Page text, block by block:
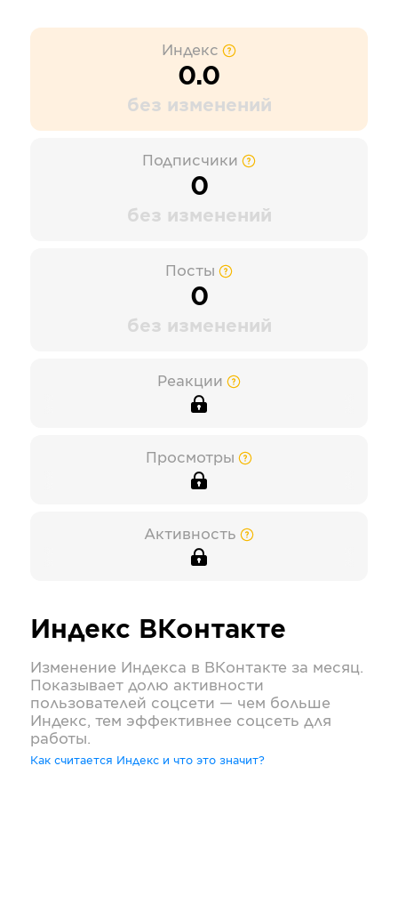
Индекс
0.0
без изменений
Подписчики
0
без изменений
Посты
0
без изменений
Реакции
Просмотры
Активность
Индекс ВКонтакте
Изменение Индекса в ВКонтакте за месяц.
Показывает долю активности
пользователей соцсети — чем больше
Индекс, тем эффективнее соцсеть для
работы.
Как считается Индекс и что это значит?